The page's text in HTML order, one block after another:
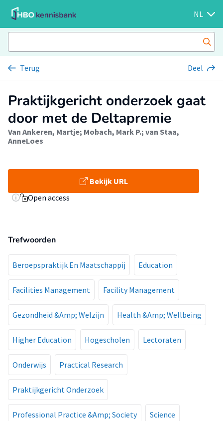
NL
Terug Deel
Praktijkgericht onderzoek gaat
door met de Deltapremie
Van Ankeren, Martje; Mobach, Mark P.; van Staa,
AnneLoes
Bekijk URL
Open access
Trefwoorden
Beroepspraktijk En Maatschappij Education
Facilities Management Facility Management
Gezondheid &Amp; Welzijn Health &Amp; Wellbeing
Higher Education Hogescholen Lectoraten
Onderwijs Practical Research
Praktijkgericht Onderzoek
Professional Practice &Amp; Society Science